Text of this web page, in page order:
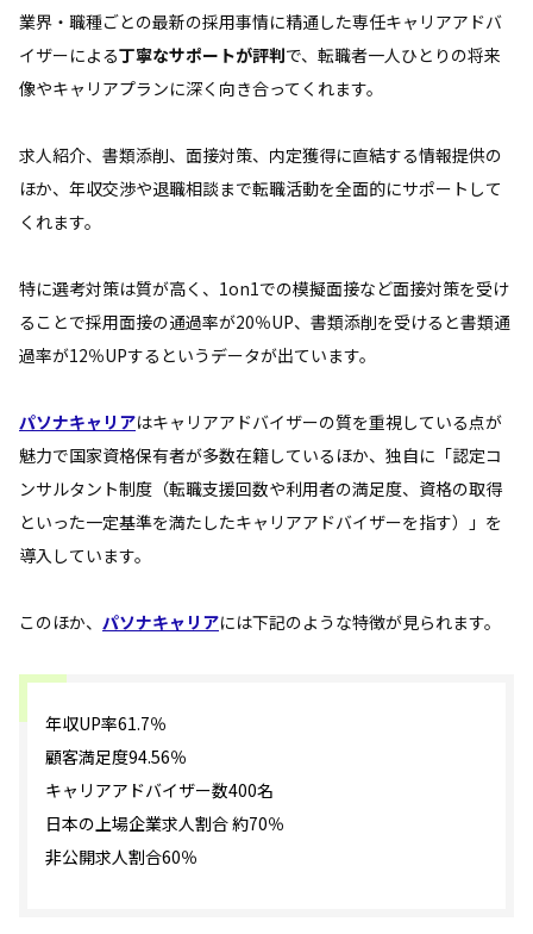
業界・職種ごとの最新の採用事情に精通した専任キャリアアドバ
イザーによる丁寧なサポートが評判で、転職者一人ひとりの将来
像やキャリアプランに深く向き合ってくれます。
求人紹介、書類添削、面接対策、内定獲得に直結する情報提供の
ほか、年収交渉や退職相談まで転職活動を全面的にサポートして
くれます。
特に選考対策は質が高く、1on1での模擬面接など面接対策を受け
ることで採用面接の通過率が20％UP、書類添削を受けると書類通
過率が12％UPするというデータが出ています。
パソナキャリアはキャリアアドバイザーの質を重視している点が
魅力で国家資格保有者が多数在籍しているほか、独自に「認定コ
ンサルタント制度（転職支援回数や利用者の満足度、資格の取得
といった一定基準を満たしたキャリアアドバイザーを指す）」を
導入しています。
このほか、 パソナキャリアには下記のような特徴が見られます。
年収UP率61.7％
顧客満足度94.56％
キャリアアドバイザー数400名
日本の上場企業求人割合 約70％
非公開求人割合60％